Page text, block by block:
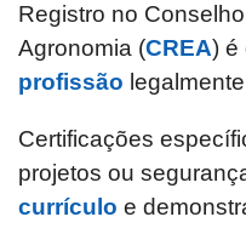
Registro no
Agronomia (CREA) é
profissão
Certificações
projetos ou
currículo e